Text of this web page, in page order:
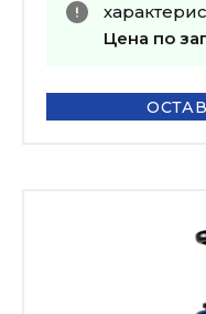
Цена по